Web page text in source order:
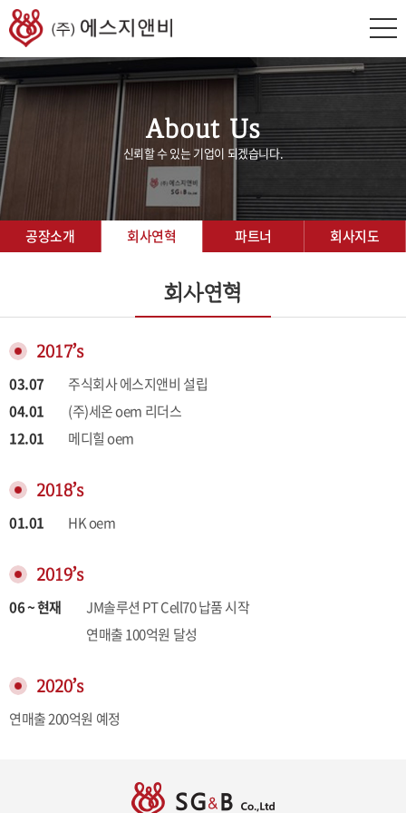
About Us
신뢰할 수 있는 기업이 되겠습니다.
공장소개 회사연혁 파트너 회사지도
회사연혁
2017’s
03.07
주식회사 에스지앤비 설립
04.01
(주)세온 oem 리더스
12.01
메디힐 oem
2018’s
01.01 HK oem
2019’s
06 ~ 현재
JM솔루션 PT Cell70 납품 시작
연매출 100억원 달성
2020’s
연매출 200억원 예정